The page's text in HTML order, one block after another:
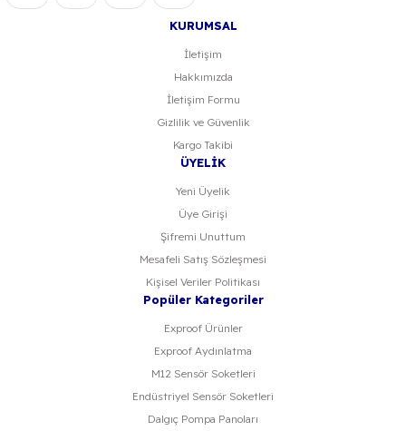
Gönder
KURUMSAL
İletişim
Hakkımızda
İletişim Formu
Gizlilik ve Güvenlik
Kargo Takibi
ÜYELİK
Yeni Üyelik
Üye Girişi
Şifremi Unuttum
Mesafeli Satış Sözleşmesi
Kişisel Veriler Politikası
Popüler Kategoriler
Exproof Ürünler
Exproof Aydınlatma
M12 Sensör Soketleri
Endüstriyel Sensör Soketleri
Dalgıç Pompa Panoları